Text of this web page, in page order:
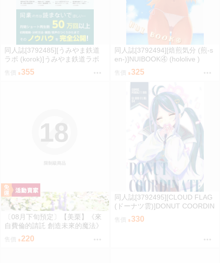
同人誌[3792485][うみやま鉄道
ラボ (korok)]うみやま鉄道ラボ
雑学ショート動画のつくりかた
(鐵道)
售價 355
同人誌[3792494][焙煎気分 (煎‐s
en‐)]NUIBOOK④ (hololive )
售價 325
限制級商品
18
〔08月下旬預定〕【美栗】《來
自費倫的請託 創造未來的魔法》
B5/32P黑白內頁/繁體中文/無修
正⬢黑市兔－心動大鳥團 (parod
220
同人誌[3792495][CLOUD FLAG
(ドーナツ雲)]DONUT COORDIN
ATE (蔚藍檔案)
330